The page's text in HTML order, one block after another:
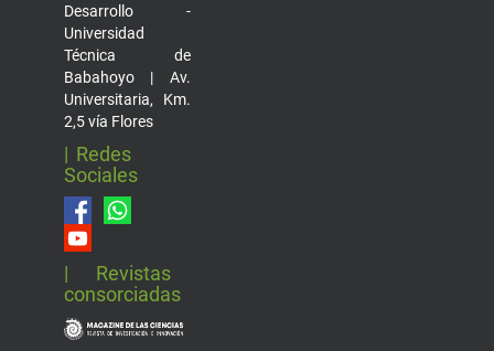
Desarrollo -
Universidad
Técnica de
Babahoyo | Av.
Universitaria, Km.
2,5 vía Flores
| Redes
Sociales
| Revistas
consorciadas